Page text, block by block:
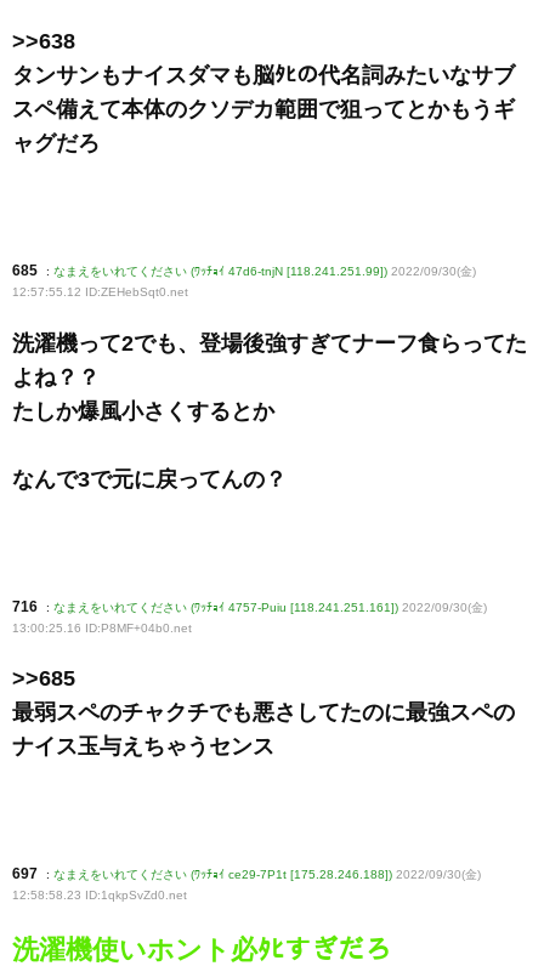
>>638
タンサンもナイスダマも脳ﾀﾋの代名詞みたいなサブ
スペ備えて本体のクソデカ範囲で狙ってとかもうギ
ャグだろ
685 : なまえをいれてください (ﾜｯﾁｮｲ 47d6-tnjN [118.241.251.99]) 2022/09/30(金)
12:57:55.12 ID:ZEHebSqt0.net
洗濯機って2でも、登場後強すぎてナーフ食らってた
よね？？
たしか爆風小さくするとか
なんで3で元に戻ってんの？
716 : なまえをいれてください (ﾜｯﾁｮｲ 4757-Puiu [118.241.251.161]) 2022/09/30(金)
13:00:25.16 ID:P8MF+04b0 .net
>>685
最弱スペのチャクチでも悪さしてたのに最強スペの
ナイス玉与えちゃうセンス
697 : なまえをいれてください (ﾜｯﾁｮｲ ce29-7P1t [175.28.246.188]) 2022/09/30(金)
12:58:58.23 ID:1qkpSvZd0 .net
洗濯機使いホント必ﾀﾋすぎだろ